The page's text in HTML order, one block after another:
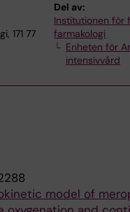
171 77
Del av:
Institutionen för
farmakologi
Enheten för
intensivvård
model of